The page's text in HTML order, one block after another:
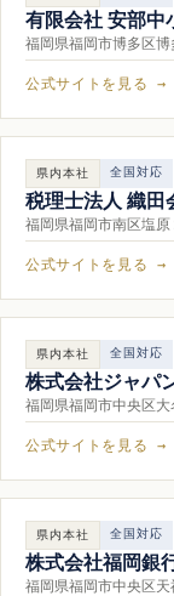
有限会社 安部中
福岡県福岡市博多区
公式サイトを見る →
県内本社 全国対応
税理士法人 織田
福岡県福岡市南区塩原
公式サイトを見る →
県内本社 全国対応
株式会社ジャパ
福岡県福岡市中央区
公式サイトを見る →
県内本社 全国対応
株式会社福岡銀
福岡県福岡市中央区